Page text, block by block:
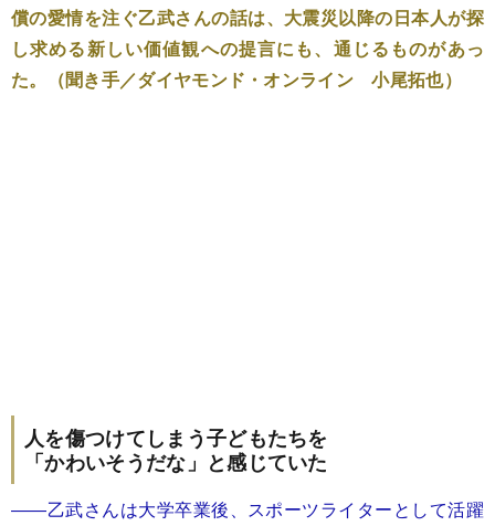
償の愛情を注ぐ乙武さんの話は、大震災以降の日本人が探
し求める新しい価値観への提言にも、通じるものがあっ
た。（聞き手／ダイヤモンド・オンライン 小尾拓也）
人を傷つけてしまう子どもたちを
「かわいそうだな」と感じていた
――乙武さんは大学卒業後、スポーツライターとして活躍